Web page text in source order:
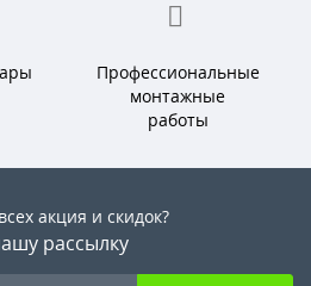
Профессиональные
монтажные
работы
акция и скидок?
рассылку